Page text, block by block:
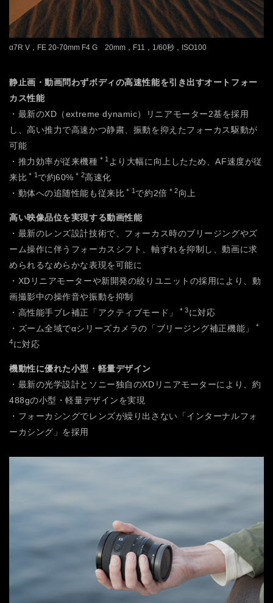
α7R V，FE 20-70mm F4 G 20mm，F11，1/60秒，ISO100
静止画・動画問わずボディの高速性能を引き出すオートフォー
カス性能
・最新のXD（extreme dynamic）リニアモーター2基を採用
し、高い推力で高速かつ静粛、振動を抑えたフォーカス駆動が
可能
・推力効率が従来機種 ＊1 より大幅に向上したため、AF速度が従
来比 ＊1 で約60% ＊2高速化
・動体への追随性能も従来比 ＊1 で約2倍 ＊2向上
高い映像品位を実現する動画性能
・最新のレンズ設計技術で、フォーカス時のブリージングやズ
ーム操作に伴うフォーカスシフト、軸ずれを抑制し、動画に求
められるなめらかな表現を可能に
・XDリニアモーターや新開発の絞りユニットの採用により、動
画撮影中の操作音や振動を抑制
・高性能手ブレ補正「アクティブモード」
＊3に対応
・ズーム全域でαシリーズカメラの「ブリージング補正機能」
＊
4に対応
機動性に優れた小型・軽量デザイン
・最新の光学設計とソニー独自のXDリニアモーターにより、約
488gの小型・軽量デザインを実現
・フォーカシングでレンズが繰り出さない「インターナルフォ
ーカシング」を採用